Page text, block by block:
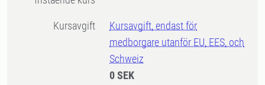
Kursavgift
Kursavgift, endast för
medborgare utanför EU, EES, och
Schweiz
0 SEK